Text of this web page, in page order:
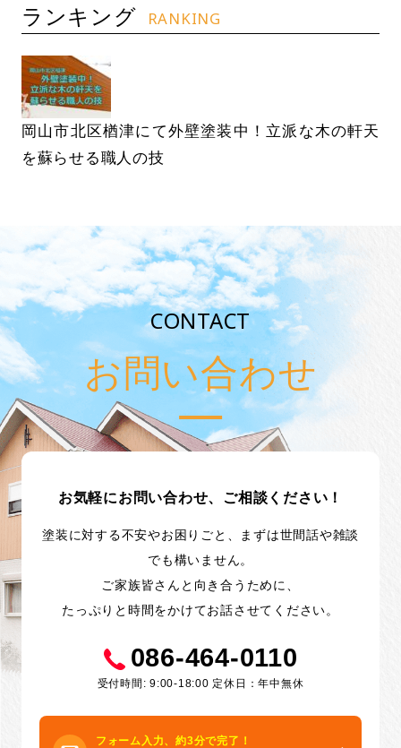
ランキング RANKING
岡山市北区楢津にて外壁塗装中！立派な木の軒天
を蘇らせる職人の技
CONTACT
お問い合わせ
お気軽にお問い合わせ、ご相談ください！
塗装に対する不安やお困りごと、まずは世間話や雑談
でも構いません。
ご家族皆さんと向き合うために、
たっぷりと時間をかけてお話させてください。
086-464-0110
受付時間: 9:00-18:00 定休日：年中無休
フォーム入力、約3分で完了！